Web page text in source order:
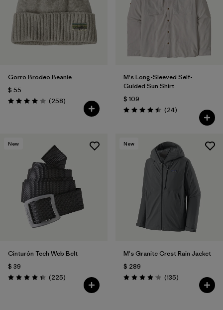
Gorro Brodeo Beanie
$ 55
Valoración: 4.1 / 5
(258Comentarios
)
M's Long-Sleeved Self-
Guided Sun Shirt
$ 109
Valoración: 4.5 / 5
(24Comentarios
)
New
Cinturón Tech Web Belt
$ 39
Valoración: 4.3 / 5
(225Comentarios
)
New
M's Granite Crest Rain Jacket
$ 289
Valoración: 4.2 / 5
(135Comentarios
)